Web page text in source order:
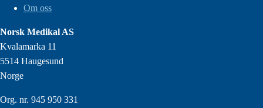
Om oss
Norsk Medikal AS
Kvalamarka 11
5514 Haugesund
Norge
Org. nr. 945 950 331